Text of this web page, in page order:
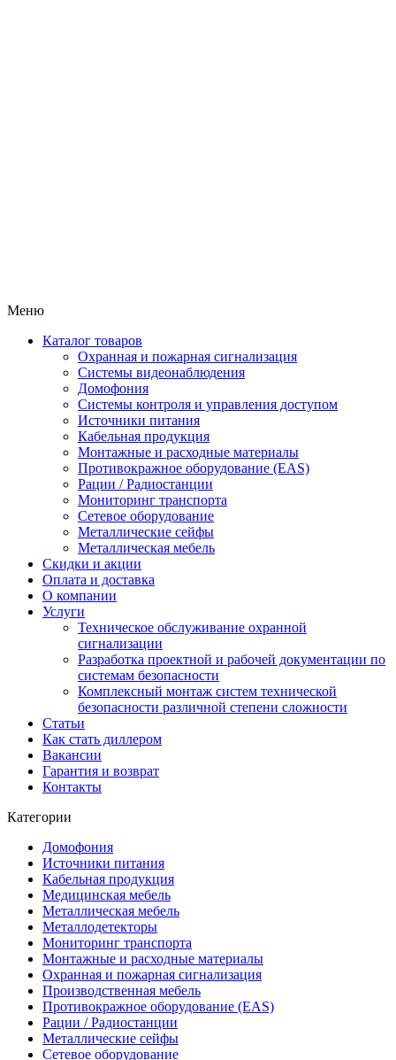
Меню
Каталог товаров
Охранная и пожарная сигнализация
Системы видеонаблюдения
Домофония
Системы контроля и управления доступом
Источники питания
Кабельная продукция
Монтажные и расходные материалы
Противокражное оборудование (EAS)
Рации / Радиостанции
Мониторинг транспорта
Сетевое оборудование
Металлические сейфы
Металлическая мебель
Скидки и акции
Оплата и доставка
О компании
Услуги
Техническое обслуживание охранной
сигнализации
Разработка проектной и рабочей документации по
системам безопасности
Комплексный монтаж систем технической
безопасности различной степени сложности
Статьи
Как стать диллером
Вакансии
Гарантия и возврат
Контакты
Категории
Домофония
Источники питания
Кабельная продукция
Медицинская мебель
Металлическая мебель
Металлодетекторы
Мониторинг транспорта
Монтажные и расходные материалы
Охранная и пожарная сигнализация
Производственная мебель
Противокражное оборудование (EAS)
Рации / Радиостанции
Металлические сейфы
Сетевое оборудование